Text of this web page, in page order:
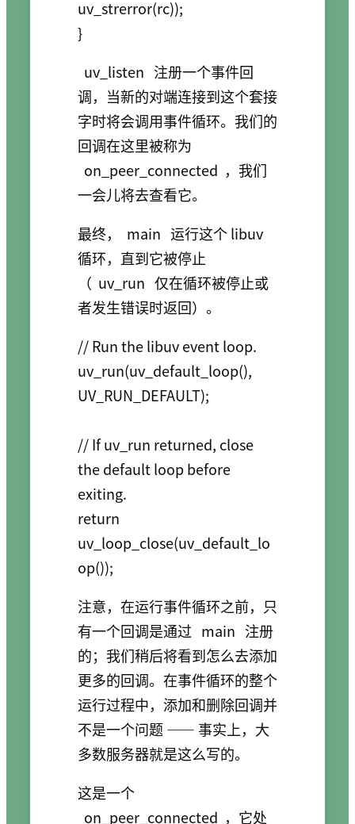
uv_strerror(rc));
uv_listen 注册一个事件回
调，当新的对端连接到这个套接
字时将会调用事件循环。我们的
回调在这里被称为
on_peer_connected ，我们
一会儿将去查看它。
最终，
main 运行这个 libuv
循环，直到它被停止
（ uv_run 仅在循环被停止或
者发生错误时返回）。
// Run the libuv event loop.
uv_run(uv_default_loop(),
UV_RUN_DEFAULT);
// If uv_run returned, close
the default loop before
exiting.
return
uv_loop_close(uv_default_lo
注意，在运行事件循环之前，只
有一个回调是通过 main 注册
的；我们稍后将看到怎么去添加
更多的回调。在事件循环的整个
运行过程中，添加和删除回调并
不是一个问题 —— 事实上，大
多数服务器就是这么写的。
这是一个
on_peer_connected ，它处